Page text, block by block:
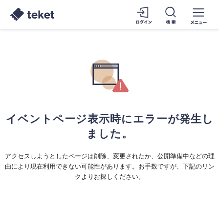
イベントページ表示時にエラーが発生し
ました。
アクセスしようとしたページは削除、変更されたか、公開準備中などの理
由により現在利用できない可能性があります。お手数ですが、下記のリン
クよりお探しください。